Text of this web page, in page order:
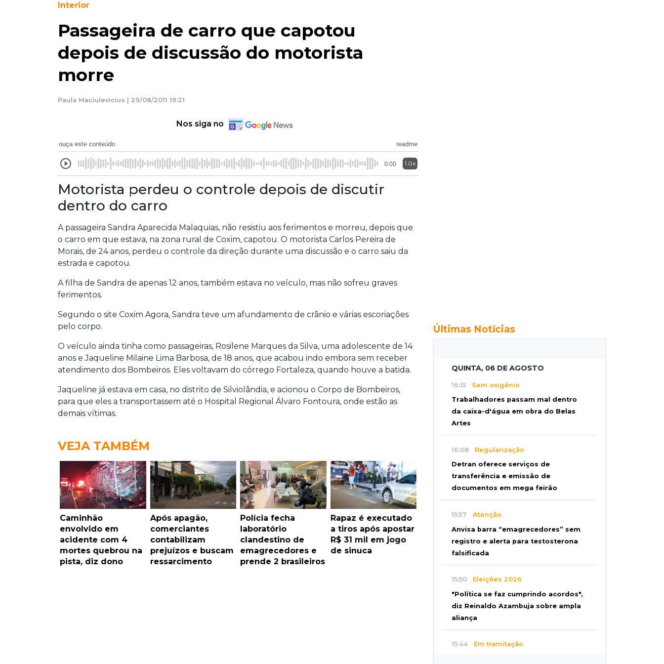
Interior
Passageira de carro que capotou
depois de discussão do motorista
morre
Paula Maciulevicius | 29/08/2011 19:21
Nos siga no
ouça este conteúdo readme
0:00 1.0x
Motorista perdeu o controle depois de discutir
dentro do carro
A passageira Sandra Aparecida Malaquias, não resistiu aos ferimentos e morreu, depois que
o carro em que estava, na zona rural de Coxim, capotou. O motorista Carlos Pereira de
Morais, de 24 anos, perdeu o controle da direção durante uma discussão e o carro saiu da
estrada e capotou.
A filha de Sandra de apenas 12 anos, também estava no veículo, mas não sofreu graves
ferimentos.
Segundo o site Coxim Agora, Sandra teve um afundamento de crânio e várias escoriações
pelo corpo.
O veículo ainda tinha como passageiras, Rosilene Marques da Silva, uma adolescente de 14
anos e Jaqueline Milaine Lima Barbosa, de 18 anos, que acabou indo embora sem receber
atendimento dos Bombeiros. Eles voltavam do córrego Fortaleza, quando houve a batida.
Jaqueline já estava em casa, no distrito de Silviolândia, e acionou o Corpo de Bombeiros,
para que eles a transportassem até o Hospital Regional Álvaro Fontoura, onde estão as
demais vítimas.
VEJA TAMBÉM
Caminhão
envolvido em
acidente com 4
mortes quebrou na
pista, diz dono
Após apagão,
comerciantes
contabilizam
prejuízos e buscam
ressarcimento
Polícia fecha
laboratório
clandestino de
emagrecedores e
prende 2 brasileiros
Rapaz é executado
a tiros após apostar
R$ 31 mil em jogo
de sinuca
Últimas Notícias
QUINTA, 06 DE AGOSTO
16:15 Sem oxigênio
Trabalhadores passam mal dentro
da caixa-d'água em obra do Belas
Artes
16:08 Regularização
Detran oferece serviços de
transferência e emissão de
documentos em mega feirão
15:57 Atenção
Anvisa barra “emagrecedores” sem
registro e alerta para testosterona
falsificada
15:50 Eleições 2026
"Política se faz cumprindo acordos",
diz Reinaldo Azambuja sobre ampla
aliança
15:44 Em tramitação